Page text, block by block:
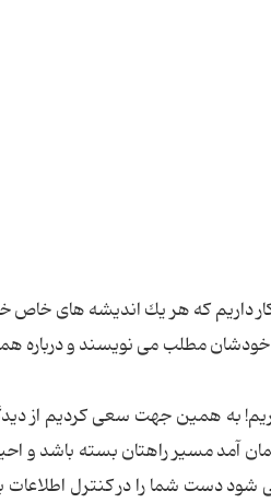
داریم كه هر یك اندیشه های خاص
مطلب می نویسند و درباره همه
به همین جهت سعی كردیم از
مسیر راهتان بسته باشد و
دست شما را در كنترل اطلاعات